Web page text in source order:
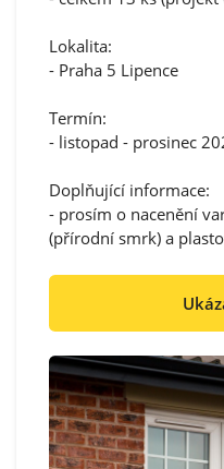
Lokalita:
- Praha 5 Lipence
Termín:
- listopad - prosinec
Doplňující informace:
- prosím o nacenění
(přírodní smrk) a